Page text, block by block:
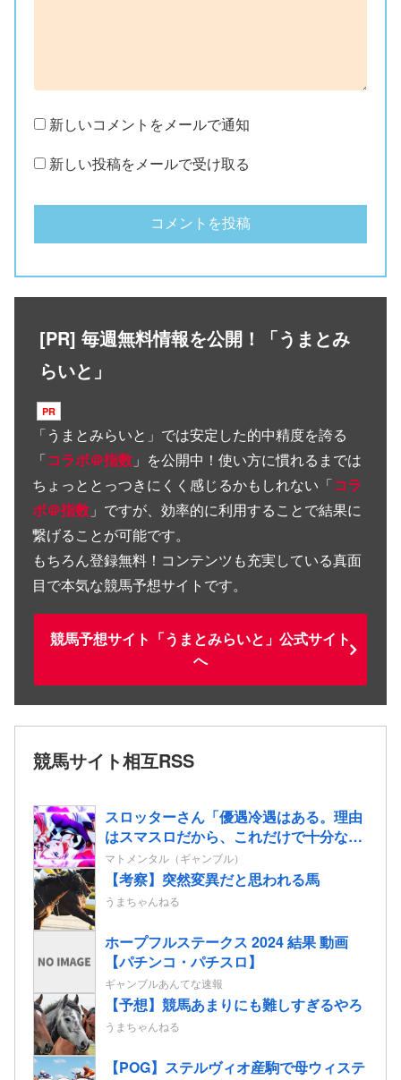
新しいコメントをメールで通知
新しい投稿をメールで受け取る
[PR] 毎週無料情報を公開！「うまとみ
らいと」
「うまとみらいと 」では安定した的中精度を誇る
「コラボ＠指数 」を公開中！使い方に慣れるまでは
ちょっととっつきにくく感じるかもしれない「コラ
ボ＠指数 」ですが、効率的に利用することで結果に
繋げることが可能です。
もちろん登録無料！コンテンツも充実している真面
目で本気な競馬予想サイトです。
競馬予想サイト「うまとみらいと」公式サイト
へ
競馬サイト相互RSS
スロッターさん「優遇冷遇はある。理由
はスマスロだから、これだけで十分なん
だよね」
マトメンタル（ギャンブル）
【考察】突然変異だと思われる馬
うまちゃんねる
ホープフルステークス 2024 結果 動画
【パチンコ・パチスロ】
ギャンブルあんてな速報
【予想】競馬あまりにも難しすぎるやろ
うまちゃんねる
【POG】ステルヴィオ産駒で母ウィステ